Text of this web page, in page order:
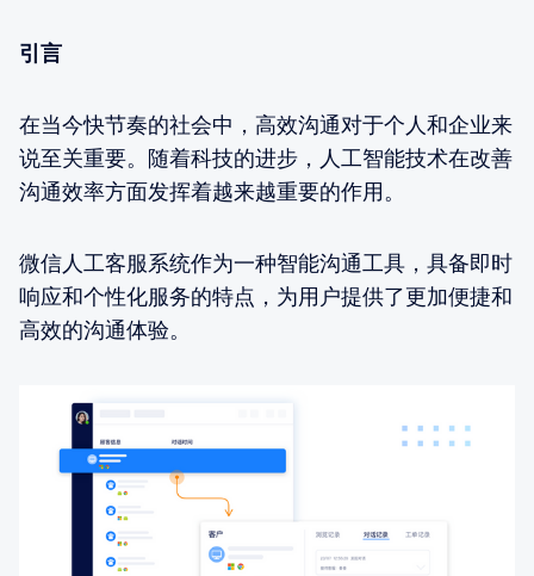
引言
在当今快节奏的社会中，高效沟通对于个人和企业来
说至关重要。随着科技的进步，人工智能技术在改善
沟通效率方面发挥着越来越重要的作用。
微信人工客服系统作为一种智能沟通工具，具备即时
响应和个性化服务的特点，为用户提供了更加便捷和
高效的沟通体验。